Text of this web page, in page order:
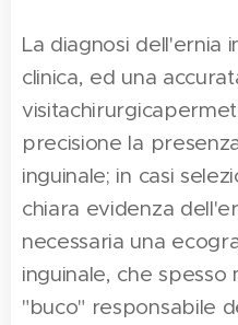
La diagnosi dell'ernia
clinica, ed una
precisione la
inguinale; in casi
chiara evidenza
necessaria una
inguinale, che
"buco" responsabile